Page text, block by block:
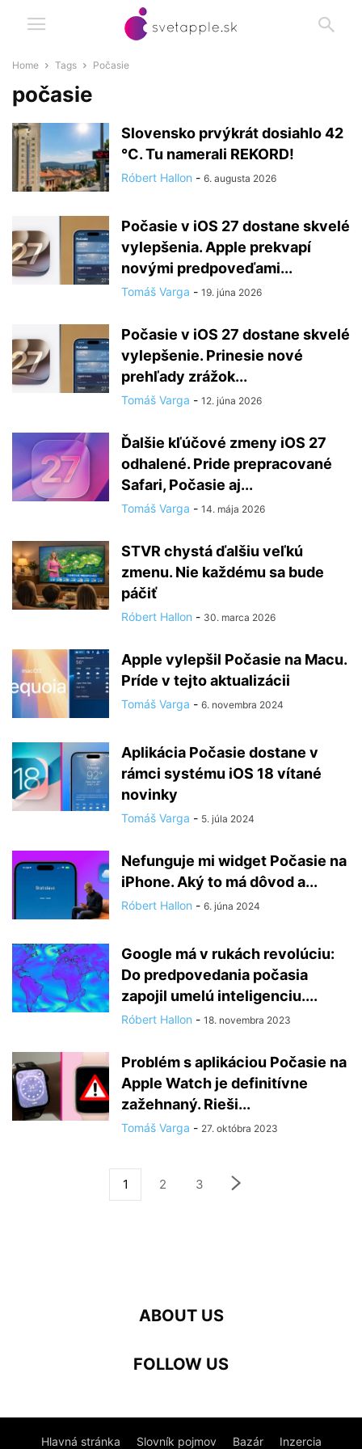
Home Tags Počasie
počasie
Slovensko prvýkrát dosiahlo 42
°C. Tu namerali REKORD!
Róbert Hallon - 6. augusta 2026
Počasie v iOS 27 dostane skvelé
vylepšenia. Apple prekvapí
novými predpoveďami...
Tomáš Varga - 19. júna 2026
Počasie v iOS 27 dostane skvelé
vylepšenie. Prinesie nové
prehľady zrážok...
Tomáš Varga - 12. júna 2026
Ďalšie kľúčové zmeny iOS 27
odhalené. Pride prepracované
Safari, Počasie aj...
Tomáš Varga - 14. mája 2026
STVR chystá ďalšiu veľkú
zmenu. Nie každému sa bude
páčiť
Róbert Hallon - 30. marca 2026
Apple vylepšil Počasie na Macu.
Príde v tejto aktualizácii
Tomáš Varga - 6. novembra 2024
Aplikácia Počasie dostane v
rámci systému iOS 18 vítané
novinky
Tomáš Varga - 5. júla 2024
Nefunguje mi widget Počasie na
iPhone. Aký to má dôvod a...
Róbert Hallon - 6. júna 2024
Google má v rukách revolúciu:
Do predpovedania počasia
zapojil umelú inteligenciu....
Róbert Hallon - 18. novembra 2023
Problém s aplikáciou Počasie na
Apple Watch je definitívne
zažehnaný. Rieši...
Tomáš Varga - 27. októbra 2023
1 2 3
ABOUT US
FOLLOW US
Hlavná stránka Slovník pojmov Bazár Inzercia